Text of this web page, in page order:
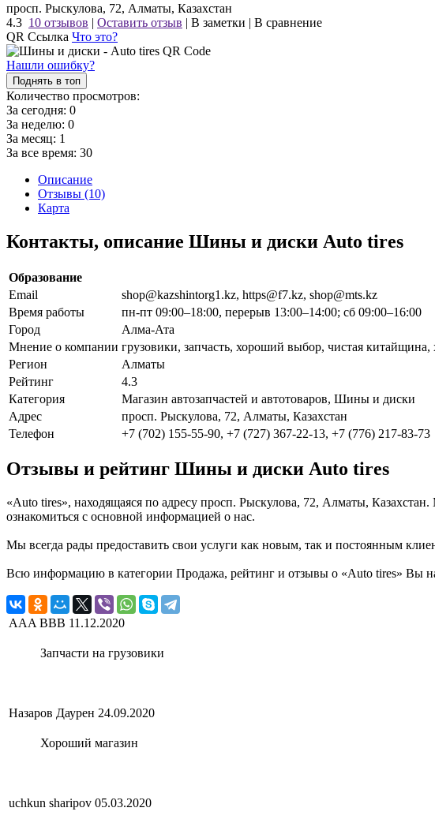
просп. Рыскулова, 72, Алматы, Казахстан
4.3 10 отзывов | Оставить отзыв | В заметки | В сравнение
QR Ссылка Что это?
Нашли ошибку?
Поднять в топ
Количество просмотров:
За сегодня: 0
За неделю: 0
За месяц: 1
За все время: 30
Описание
Отзывы (10)
Карта
Контакты, описание Шины и диски Auto tires
Образование
Email
shop@kazshintorg1.kz, https@f7.kz, shop@mts.kz
Время работы
пн-пт 09:00–18:00, перерыв 13:00–14:00; сб 09:00–16:00
Город
Алма-Ата
Мнение о компании грузовики, запчасть, хороший выбор, чистая
Регион
Алматы
Рейтинг
4.3
Категория
Магазин автозапчастей и автотоваров, Шины и диски
Адрес
просп. Рыскулова, 72, Алматы, Казахстан
Телефон
+7 (702) 155-55-90, +7 (727) 367-22-13, +7 (776) 217-83-73
Отзывы и рейтинг Шины и диски Auto tires
«Auto tires», находящаяся по адресу просп. Рыскулова, 72, Алматы,
ознакомиться с основной информацией о нас.
Мы всегда рады предоставить свои услуги как новым, так и постоянным
Всю информацию в категории Продажа, рейтинг и отзывы о «Auto tires» Вы
AAA BBB 11.12.2020
Запчасти на грузовики
Назаров Даурен 24.09.2020
Хороший магазин
uchkun sharipov 05.03.2020